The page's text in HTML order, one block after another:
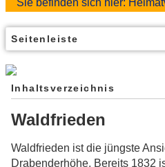
Sie befinden sich hier:
Seitenleiste
Inhaltsverzeichnis
Waldfrieden
Waldfrieden ist die jüngste
Drabenderhöhe. Bereits 1832